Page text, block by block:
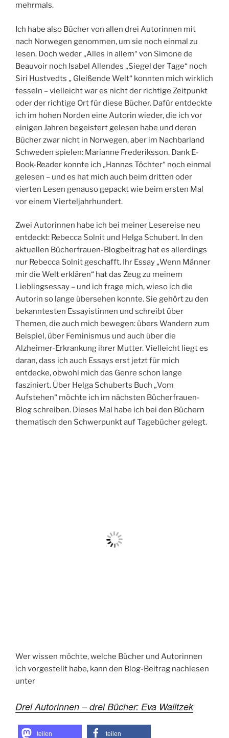
mehrmals.
Ich habe also Bücher von allen drei Autorinnen mit
nach Norwegen genommen, um sie noch einmal zu
lesen. Doch weder „Alles in allem“ von Simone de
Beauvoir noch Isabel Allendes „Siegel der Tage“ noch
Siri Hustvedts „ Gleißende Welt“ konnten mich wirklich
fesseln – vielleicht war es nicht der richtige Zeitpunkt
oder der richtige Ort für diese Bücher. Dafür entdeckte
ich im hohen Norden eine Autorin wieder, die ich vor
einigen Jahren begeistert gelesen habe und deren
Bücher zwar nicht in Norwegen, aber im Nachbarland
Schweden spielen: Marianne Frederiksson. Dank E-
Book-Reader konnte ich „Hannas Töchter“ noch einmal
gelesen – und es hat mich auch beim dritten oder
vierten Lesen genauso gepackt wie beim ersten Mal
vor einem Vierteljahrhundert.
Zwei Autorinnen habe ich bei meiner Lesereise neu
entdeckt: Rebecca Solnit und Helga Schubert. In den
aktuellen Bücherfrauen-Blogbeitrag hat es allerdings
nur Rebecca Solnit geschafft. Ihr Essay „Wenn Männer
mir die Welt erklären“ hat das Zeug zu meinem
Lieblingsessay – und ich frage mich, wieso ich die
Autorin so lange übersehen konnte. Sie gehört zu den
bekanntesten Essayistinnen und schreibt über
Themen, die auch mich bewegen: übers Wandern zum
Beispiel, über Feminismus und auch über die
Alzheimer-Erkrankung ihrer Mutter. Vielleicht liegt es
daran, dass ich auch Essays erst jetzt für mich
entdecke, obwohl mich das Genre schon lange
fasziniert. Über Helga Schuberts Buch „Vom
Aufstehen“ möchte ich im nächsten Bücherfrauen-
Blog schreiben. Dieses Mal habe ich bei den Büchern
thematisch den Schwerpunkt auf Tagebücher gelegt.
Wer wissen möchte, welche Bücher und Autorinnen
ich vorgestellt habe, kann den Blog-Beitrag nachlesen
unter
Drei Autorinnen – drei Bücher: Eva Walitzek
teilen teilen